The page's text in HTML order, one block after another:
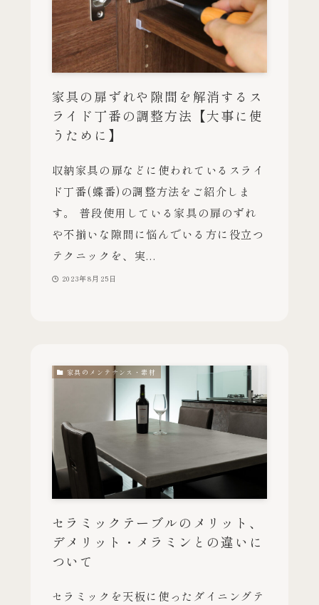
家具の扉ずれや隙間を解消するス
ライド丁番の調整方法【大事に使
うために】
収納家具の扉などに使われているスライ
ド丁番(蝶番)の調整方法をご紹介しま
す。 普段使用している家具の扉のずれ
や不揃いな隙間に悩んでいる方に役立つ
テクニックを、実...
2023年8月25日
家具のメンテナンス・素材
セラミックテーブルのメリット、
デメリット・メラミンとの違いに
ついて
セラミックを天板に使ったダイニングテ